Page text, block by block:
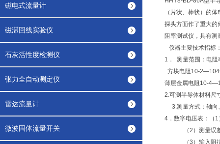
磁电式流量计
磁滞回线实验仪
石灰活性度检测仪
张力全自动测定仪
雷达流量计
微波固体流量开关
（片状、棒状）的
探头方面作了重大的
阻率测试仪，具有
仪器主要技术指标
1． 测量范围：电
方块电阻10-
薄层金属电阻10-
2.可测半导体材料
3.测量方式：轴向
4．数字电压表：（
（2）测量误差
（3）输入阻抗